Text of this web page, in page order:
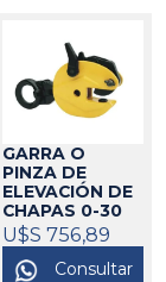
GARRA O
PINZA DE
ELEVACIÓN DE
CHAPAS 0-30
MM 3 TON
ABLE U.S.A.
573082
U$S 756,89
Consultar